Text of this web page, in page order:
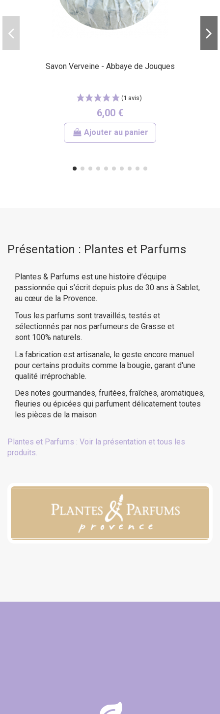
(2 avis)
Savon Verveine - Abbaye de Jouques
6,00 €
Ajouter au panier
Présentation : Plantes et Parfums
Plantes & Parfums est une histoire d’équipe
passionnée qui s’écrit depuis plus de 30 ans à Sablet,
au cœur de la Provence.
Tous les parfums sont travaillés, testés et
sélectionnés par nos parfumeurs de Grasse et
sont 100% naturels.
La fabrication est artisanale, le geste encore manuel
pour certains produits comme la bougie, garant d'une
qualité irréprochable.
Des notes gourmandes, fruitées, fraîches, aromatiques,
fleuries ou épicées qui parfument délicatement toutes
les pièces de la maison
Plantes et Parfums : Voir la présentation et tous les
produits.